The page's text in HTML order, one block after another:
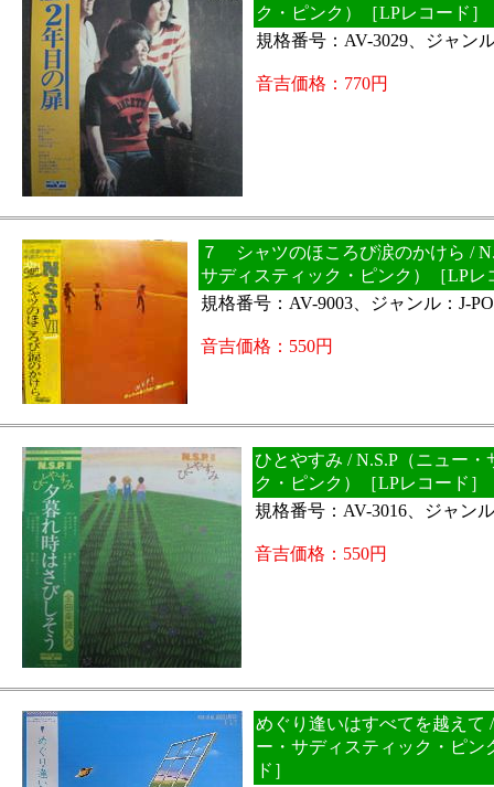
ク・ピンク）［LPレコード］
規格番号：AV-3029、ジャン
音吉価格：770円
７ シャツのほころび涙のかけら /
サディスティック・ピンク）［LPレ
規格番号：AV-9003、ジャンル：J-
音吉価格：550円
ひとやすみ / N.S.P（ニュー・
ク・ピンク）［LPレコード］
規格番号：AV-3016、ジャン
音吉価格：550円
めぐり逢いはすべてを越えて
ー・サディスティック・ピン
ド］